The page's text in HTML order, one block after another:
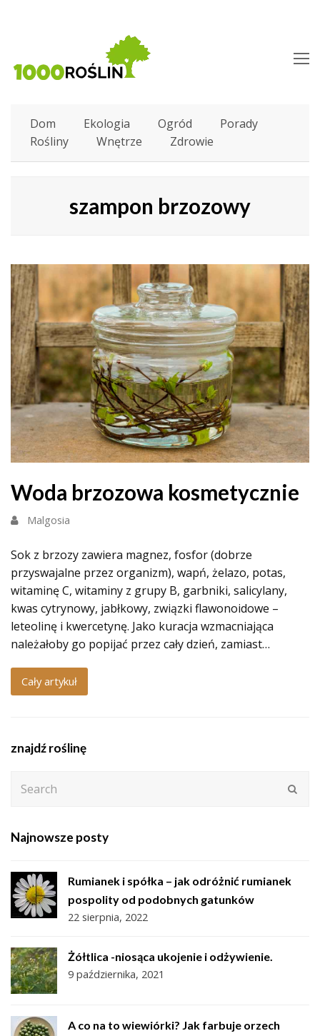
Dom Ekologia Ogród
Porady
Rośliny
Wnętrze Zdrowie
szampon brzozowy
Woda brzozowa kosmetycznie
Malgosia
Sok z brzozy zawiera magnez, fosfor (dobrze
przyswajalne przez organizm), wapń, żelazo, potas,
witaminę C, witaminy z grupy B, garbniki, salicylany,
kwas cytrynowy, jabłkowy, związki flawonoidowe –
leteolinę i kwercetynę. Jako kuracja wzmacniająca
należałoby go popijać przez cały dzień, zamiast…
Cały artykuł
znajdź roślinę
Najnowsze posty
Rumianek i spółka – jak odróżnić rumianek
pospolity od podobnych gatunków
22 sierpnia, 2022
Żółtlica -niosąca ukojenie i odżywienie.
9 października, 2021
A co na to wiewiórki? Jak farbuje orzech